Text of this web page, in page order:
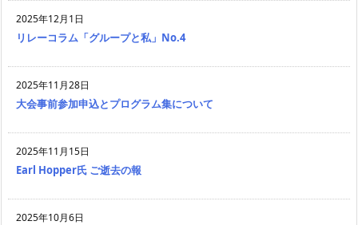
2025年12月1日
リレーコラム「グループと私」No.4
2025年11月28日
大会事前参加申込とプログラム集について
2025年11月15日
Earl Hopper氏 ご逝去の報
2025年10月6日